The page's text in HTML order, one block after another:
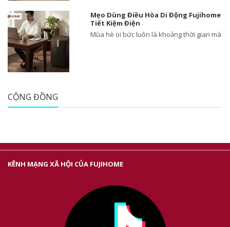
Mẹo Dùng Điều Hòa Di Động Fujihome
Tiết Kiệm Điện
Mùa hè oi bức luôn là khoảng thời gian mà
CỘNG ĐỒNG
KÊNH MẠNG XÃ HỘI CỦA FUJIHOME